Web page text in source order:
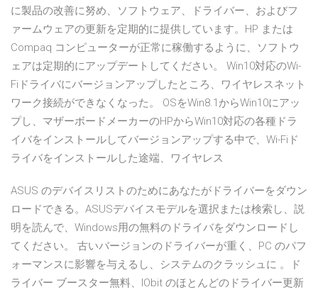
に製品の改善に努め、ソフトウェア、ドライバー、およびフ
ァームウェアの更新を定期的に提供しています。HP または
Compaq コンピューターが正常に稼働するように、ソフトウ
ェアは定期的にアップデートしてください。 Win10対応のWi-
Fiドライバにバージョンアップしたところ、ワイヤレスネット
ワーク接続ができなくなった。 OSをWin8.1からWin10にアッ
プし、マザーボードメーカーのHPからWin10対応の各種ドラ
イバをインストールしてバージョンアップする中で、Wi-Fiド
ライバをインストールした途端、ワイヤレス
ASUS のデバイスリストのためにあなたがドライバーをダウン
ロードできる。ASUSデバイスモデルを選択または検索し、説
明を読んで、Windows用の無料のドライバをダウンロードし
てください。 古いバージョンのドライバーが重く、PC のパフ
ォーマンスに影響を与えるし、システムのクラッシュに 。ド
ライバー ブースター無料、IObit のほとんどのドライバー更新